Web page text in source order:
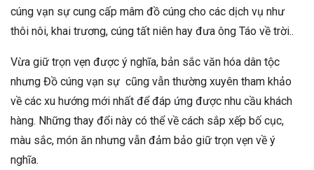
cúng vạn sự cung cấp mâm đồ cúng cho các dịch vụ như
thôi nôi, khai trương, cúng tất niên hay đưa ông Táo về trời..
Vừa giữ trọn vẹn được ý nghĩa, bản sắc văn hóa dân tộc
nhưng Đồ cúng vạn sự cũng vẫn thường xuyên tham khảo
về các xu hướng mới nhất để đáp ứng được nhu cầu khách
hàng. Những thay đổi này có thể về cách sắp xếp bố cục,
màu sắc, món ăn nhưng vẫn đảm bảo giữ trọn vẹn về ý
nghĩa.